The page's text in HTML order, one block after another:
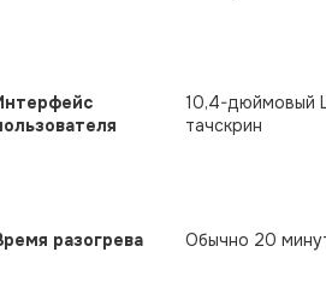
10,4-дюймовый
тачскрин
разогрева Обычно 20